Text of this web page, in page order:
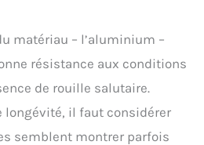
matériau – l’aluminium –
résistance aux conditions
de rouille salutaire.
longévité, il faut considérer
semblent montrer parfois